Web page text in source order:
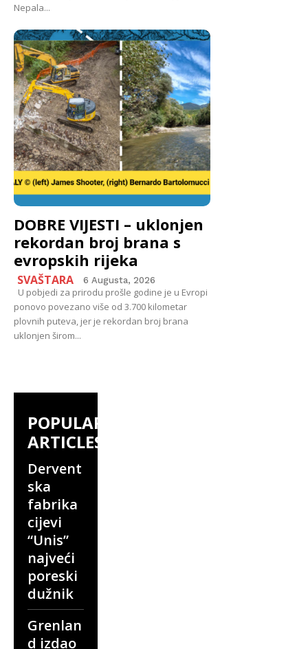
Nepala...
DOBRE VIJESTI – uklonjen
rekordan broj brana s
evropskih rijeka
SVAŠTARA 6 Augusta, 2026
U pobjedi za prirodu prošle godine je u Evropi
ponovo povezano više od 3.700 kilometar
plovnih puteva, jer je rekordan broj brana
uklonjen širom...
POPULAR
ARTICLES
Dervent
ska
fabrika
cijevi
“Unis”
najveći
poreski
dužnik
Grenlan
d izdao